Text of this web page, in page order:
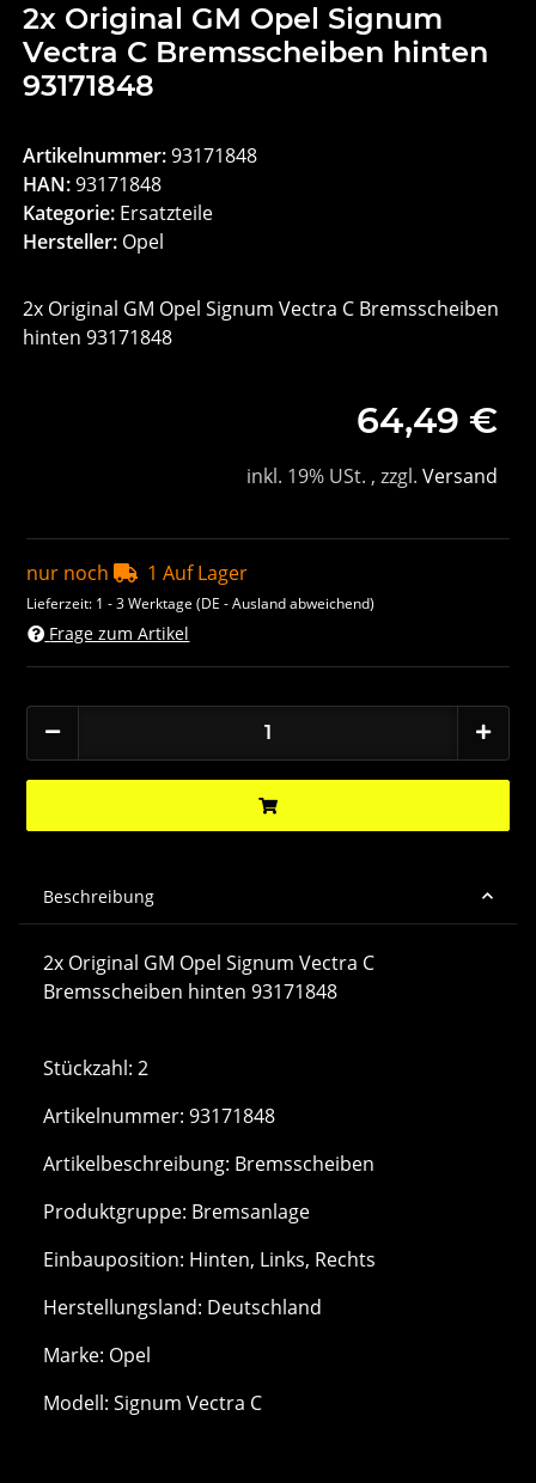
2x Original GM Opel Signum
Vectra C Bremsscheiben hinten
93171848
Artikelnummer:93171848
HAN:93171848
Kategorie: Ersatzteile
Hersteller: Opel
2x Original GM Opel Signum Vectra C Bremsscheiben
hinten 93171848
64,49 €
inkl. 19% USt. , zzgl. Versand
nur noch 1 Auf Lager
Lieferzeit: 1 - 3 Werktage(DE - Ausland abweichend)
Frage zum Artikel
Beschreibung
2x Original GM Opel Signum Vectra C
Bremsscheiben hinten 93171848
Stückzahl: 2
Artikelnummer: 93171848
Artikelbeschreibung: Bremsscheiben
Produktgruppe: Bremsanlage
Einbauposition: Hinten, Links, Rechts
Herstellungsland: Deutschland
Marke: Opel
Modell: Signum Vectra C